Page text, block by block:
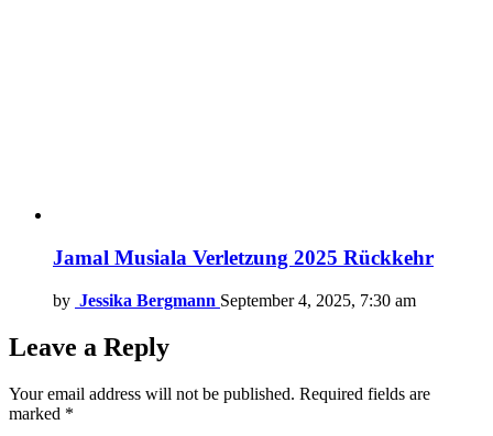
Jamal Musiala Verletzung 2025 Rückkehr
by Jessika Bergmann September 4, 2025, 7:30 am
Leave a Reply
Your email address will not be published. Required fields are
marked *